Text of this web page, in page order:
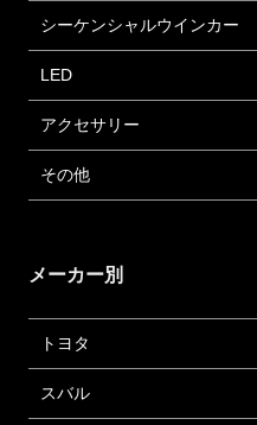
シーケンシャルウインカー
LED
アクセサリー
その他
メーカー別
トヨタ
スバル